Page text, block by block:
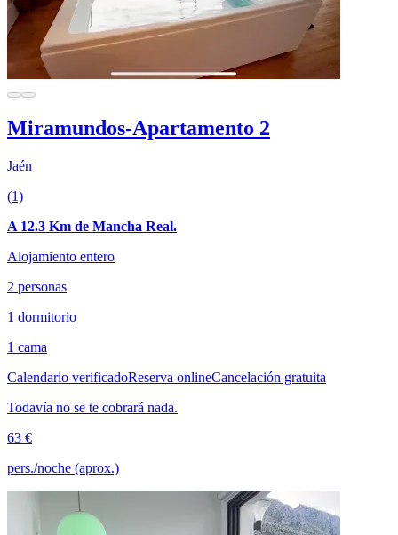
Miramundos-Apartamento 2
Jaén
(1)
A 12.3 Km de Mancha Real.
Alojamiento entero
2 personas
1 dormitorio
1 cama
Calendario verificadoReserva onlineCancelación gratuita
Todavía no se te cobrará nada.
63 €
pers./noche (aprox.)